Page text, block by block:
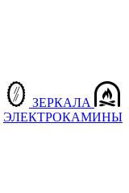
ЗЕРКАЛА
ЭЛЕКТРОКАМИНЫ